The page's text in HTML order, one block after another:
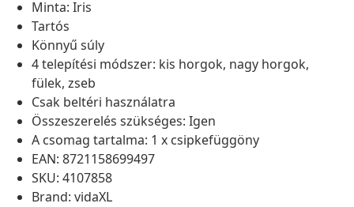
Minta: Iris
Tartós
Könnyű súly
4 telepítési módszer: kis horgok, nagy horgok,
fülek, zseb
Csak beltéri használatra
Összeszerelés szükséges: Igen
A csomag tartalma: 1 x csipkefüggöny
EAN: 8721158699497
SKU: 4107858
Brand: vidaXL